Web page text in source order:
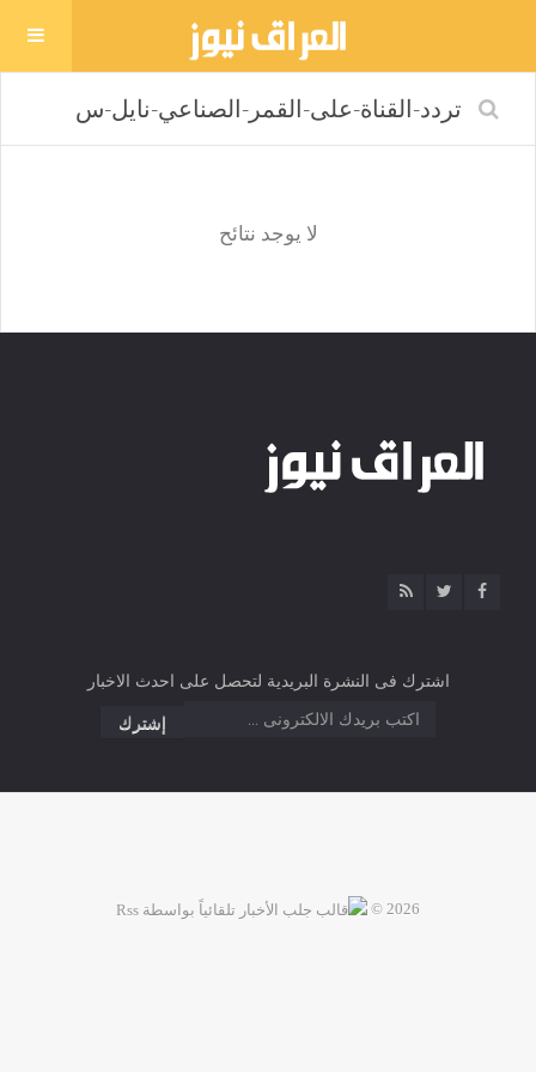
لا يوجد نتائح
اشترك فى النشرة البريدية لتحصل على احدث الاخبار
2026 ©